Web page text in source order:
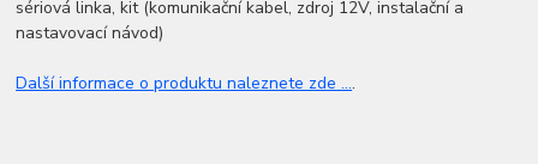
sériová linka, kit (komunikační kabel, zdroj 12V, instalační a
nastavovací návod)
Další informace o produktu naleznete zde ....